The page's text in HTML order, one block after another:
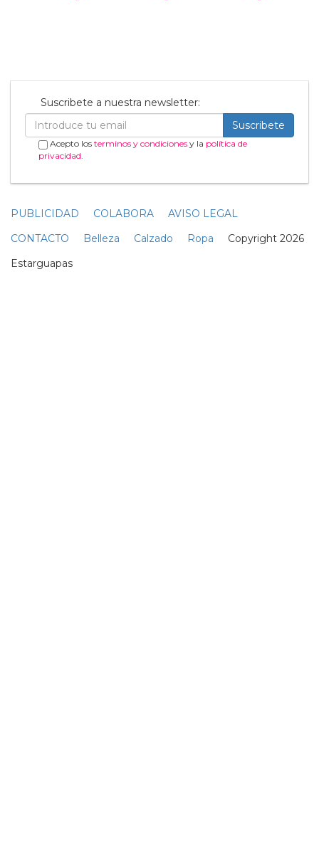
Suscribete a nuestra newsletter:
Suscribete
Acepto los terminos y condicionesy la política de
privacidad
PUBLICIDAD COLABORA
AVISO LEGAL
CONTACTO
Belleza Calzado Ropa Copyright 2026
Estarguapas